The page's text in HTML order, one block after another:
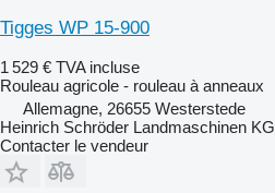
Tigges WP 15-900
1 529 € TVA incluse
Rouleau agricole - rouleau à anneaux
Allemagne, 26655 Westerstede
Heinrich Schröder Landmaschinen KG
Contacter le vendeur